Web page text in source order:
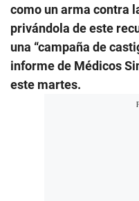
como un arma contra
privándola de este
una “campaña de
informe de Médicos
este martes.